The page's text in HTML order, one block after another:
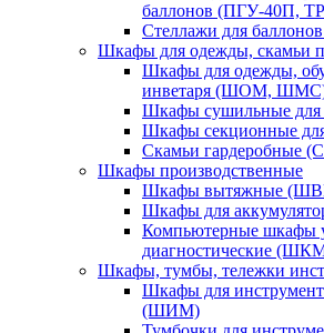
баллонов (ПГУ-40П,
Стеллажи для
Шкафы для одежды, скамьи
Шкафы для одежды,
инветаря (ШОМ,
Шкафы сушильные
Шкафы секционные
Скамьи гардеробные
Шкафы производственные
Шкафы вытяжные
Шкафы для
Компьютерные шкафы
диагностические
Шкафы, тумбы, тележки
Шкафы для
(ШИМ)